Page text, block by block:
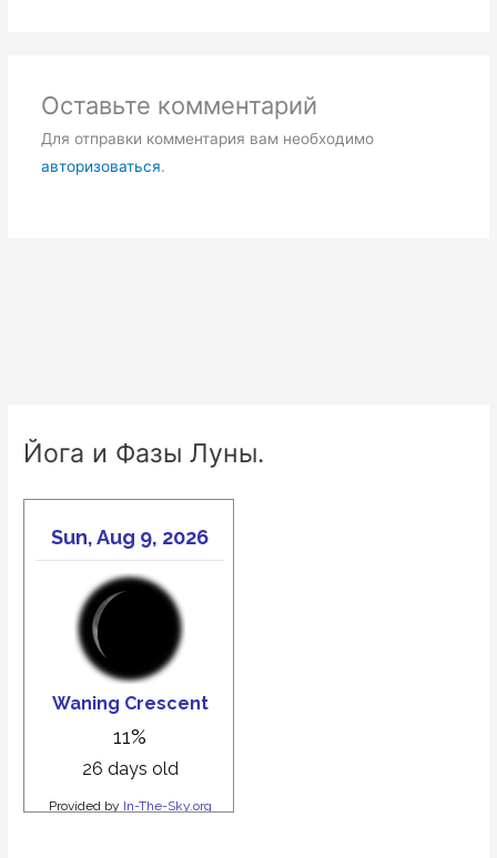
Оставьте комментарий
Для отправки комментария вам необходимо
авторизоваться.
Йога и Фазы Луны.